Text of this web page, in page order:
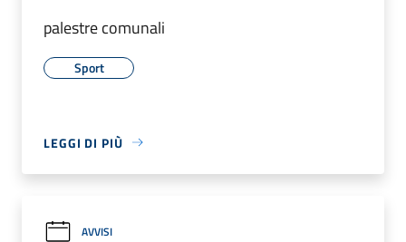
palestre comunali
Sport
LEGGI DI PIÙ
AVVISI